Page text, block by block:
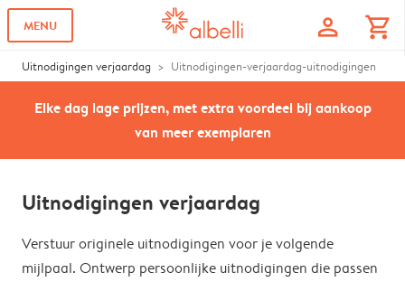
MENU profile shopping_cart
Uitnodigingen verjaardag Uitnodigingen-verjaardag-uitnodigingen
Elke dag lage prijzen, met extra voordeel bij aankoop
van meer exemplaren
Uitnodigingen verjaardag
Verstuur originele uitnodigingen voor je volgende
mijlpaal. Ontwerp persoonlijke uitnodigingen die passen